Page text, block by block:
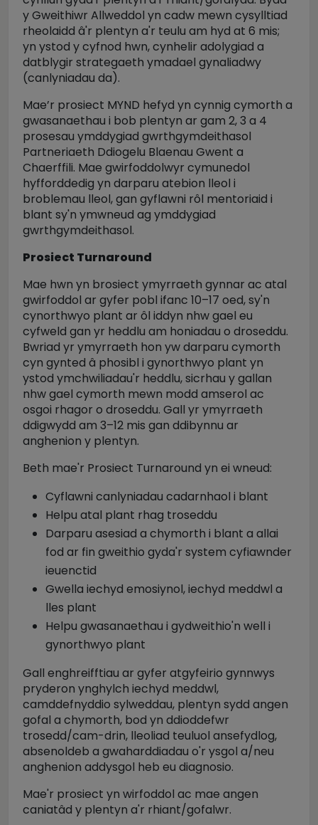
y Gweithiwr Allweddol yn cadw mewn cysylltiad
rheolaidd â'r plentyn a'r teulu am hyd at 6 mis;
yn ystod y cyfnod hwn, cynhelir adolygiad a
datblygir strategaeth ymadael gynaliadwy
(canlyniadau da).
Mae’r prosiect MYND hefyd yn cynnig cymorth a
gwasanaethau i bob plentyn ar gam 2, 3 a 4
prosesau ymddygiad gwrthgymdeithasol
Partneriaeth Ddiogelu Blaenau Gwent a
Chaerffili. Mae gwirfoddolwyr cymunedol
hyfforddedig yn darparu atebion lleol i
broblemau lleol, gan gyflawni rôl mentoriaid i
blant sy'n ymwneud ag ymddygiad
gwrthgymdeithasol.
Prosiect Turnaround
Mae hwn yn brosiect ymyrraeth gynnar ac atal
gwirfoddol ar gyfer pobl ifanc 10–17 oed, sy'n
cynorthwyo plant ar ôl iddyn nhw gael eu
cyfweld gan yr heddlu am honiadau o droseddu.
Bwriad yr ymyrraeth hon yw darparu cymorth
cyn gynted â phosibl i gynorthwyo plant yn
ystod ymchwiliadau'r heddlu, sicrhau y gallan
nhw gael cymorth mewn modd amserol ac
osgoi rhagor o droseddu. Gall yr ymyrraeth
ddigwydd am 3–12 mis gan ddibynnu ar
anghenion y plentyn.
Beth mae'r Prosiect Turnaround yn ei wneud:
Cyflawni canlyniadau cadarnhaol i blant
Helpu atal plant rhag troseddu
Darparu asesiad a chymorth i blant a allai
fod ar fin gweithio gyda'r system cyfiawnder
ieuenctid
Gwella iechyd emosiynol, iechyd meddwl a
lles plant
Helpu gwasanaethau i gydweithio'n well i
gynorthwyo plant
Gall enghreifftiau ar gyfer atgyfeirio gynnwys
pryderon ynghylch iechyd meddwl,
camddefnyddio sylweddau, plentyn sydd angen
gofal a chymorth, bod yn ddioddefwr
trosedd/cam-drin, lleoliad teuluol ansefydlog,
absenoldeb a gwaharddiadau o'r ysgol a/neu
anghenion addysgol heb eu diagnosio.
Mae'r prosiect yn wirfoddol ac mae angen
caniatâd y plentyn a'r rhiant/gofalwr.